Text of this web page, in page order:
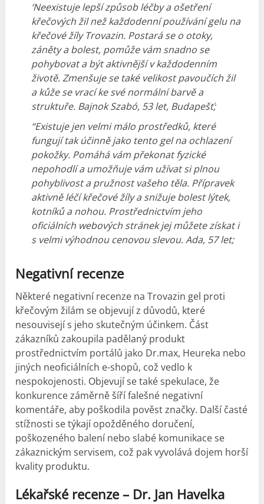
‘Neexistuje lepší způsob léčby a ošetření
křečových žil než každodenní používání gelu na
křečové žíly Trovazin. Postará se o otoky,
záněty a bolest, pomůže vám snadno se
pohybovat a být aktivnější v každodenním
životě.Zmenšuje se také velikost pavoučích žil
a kůže se vrací ke své normální barvě a
struktuře. Bajnok Szabó, 53 let, Budapešť;
“Existuje jen velmi málo prostředků, které
fungují tak účinně jako tento gel na ochlazení
pokožky. Pomáhá vám překonat fyzické
nepohodlí a umožňuje vám užívat si plnou
pohyblivost a pružnost vašeho těla. Přípravek
aktivně léčí křečové žíly a snižuje bolest lýtek,
kotníků a nohou. Prostřednictvím jeho
oficiálních webových stránek jej můžete získat i
s velmi výhodnou cenovou slevou.Ada, 57 let;
Negativní recenze
Některé negativní recenze na Trovazin gel proti
křečovým žilám se objevují z důvodů, které
nesouvisejí s jeho skutečným účinkem. Část
zákazníků zakoupila padělaný produkt
prostřednictvím portálů jako Dr.max, Heureka nebo
jiných neoficiálních e-shopů, což vedlo k
nespokojenosti. Objevují se také spekulace, že
konkurence záměrně šíří falešné negativní
komentáře, aby poškodila pověst značky. Další časté
stížnosti se týkají opožděného doručení,
poškozeného balení nebo slabé komunikace se
zákaznickým servisem, což pak vyvolává dojem horší
kvality produktu.
Lékařské recenze – Dr. Jan Havelka